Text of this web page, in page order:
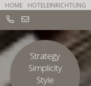
HOME HOTELEINRICHTUNG
Strategy
Simplicity
Style